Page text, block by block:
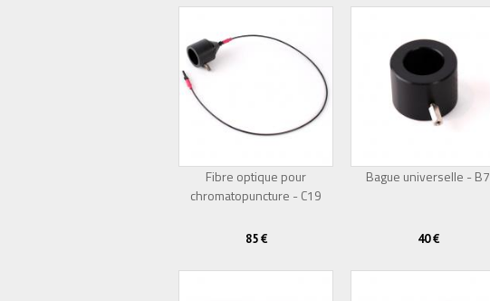
Fibre optique pour
chromatopuncture - C19
85 €
Bague universelle - B7
40 €